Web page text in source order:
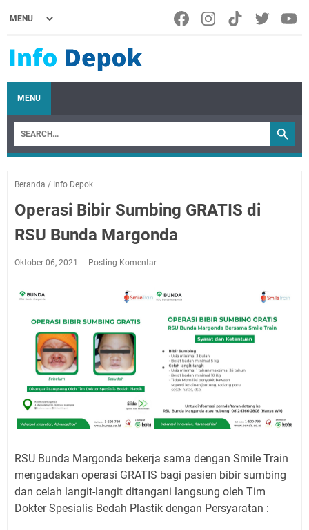
MENU
Beranda / Info Depok
Operasi Bibir Sumbing GRATIS di
RSU Bunda Margonda
Oktober 06, 2021 Posting Komentar
RSU Bunda Margonda bekerja sama dengan Smile Train
mengadakan operasi GRATIS bagi pasien bibir sumbing
dan celah langit-langit ditangani langsung oleh Tim
Dokter Spesialis Bedah Plastik dengan Persyaratan :